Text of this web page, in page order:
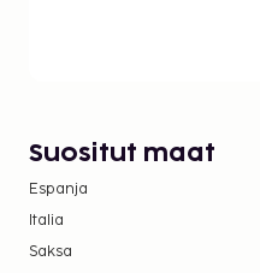
Suositut maat
Espanja
Italia
Saksa